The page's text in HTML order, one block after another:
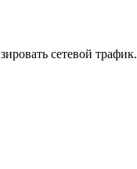
сетевой трафик.